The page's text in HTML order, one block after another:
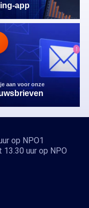
app
aan voor onze
op NPO1
uur op NPO